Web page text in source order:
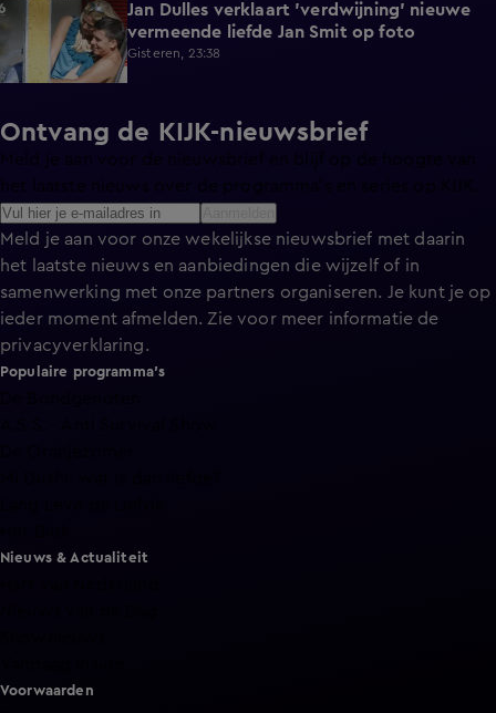
4:14
Jan Dulles verklaart 'verdwijning' nieuwe
vermeende liefde Jan Smit op foto
Gisteren, 23:38
Ontvang de KIJK-nieuwsbrief
Meld je aan voor de nieuwsbrief en blijf op de hoogte van
Meld je aan voor onze wekelijkse nieuwsbrief met daarin
het laatste nieuws en aanbiedingen die wijzelf of in
samenwerking met onze partners organiseren. Je kunt je op
ieder moment afmelden. Zie voor meer informatie de
privacyverklaring.
Populaire programma's
Nieuws & Actualiteit
Voorwaarden